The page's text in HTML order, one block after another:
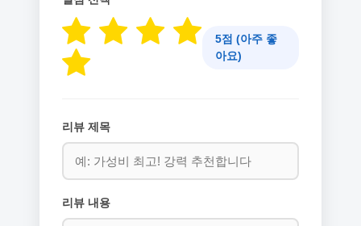
5점 (아주 좋
아요)
리뷰 제목
리뷰 내용